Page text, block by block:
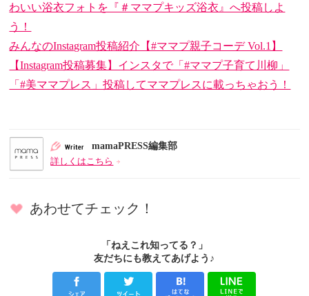
わいい浴衣フォトを『＃ママプキッズ浴衣』へ投稿しよ
う！
みんなのInstagram投稿紹介【#ママプ親子コーデ Vol.1】
【Instagram投稿募集】インスタで「#ママプ子育て川柳」
「#美ママプレス」投稿してママプレスに載っちゃおう！
mamaPRESS編集部
詳しくはこちら
あわせてチェック！
「ねえこれ知ってる？」
友だちにも教えてあげよう♪